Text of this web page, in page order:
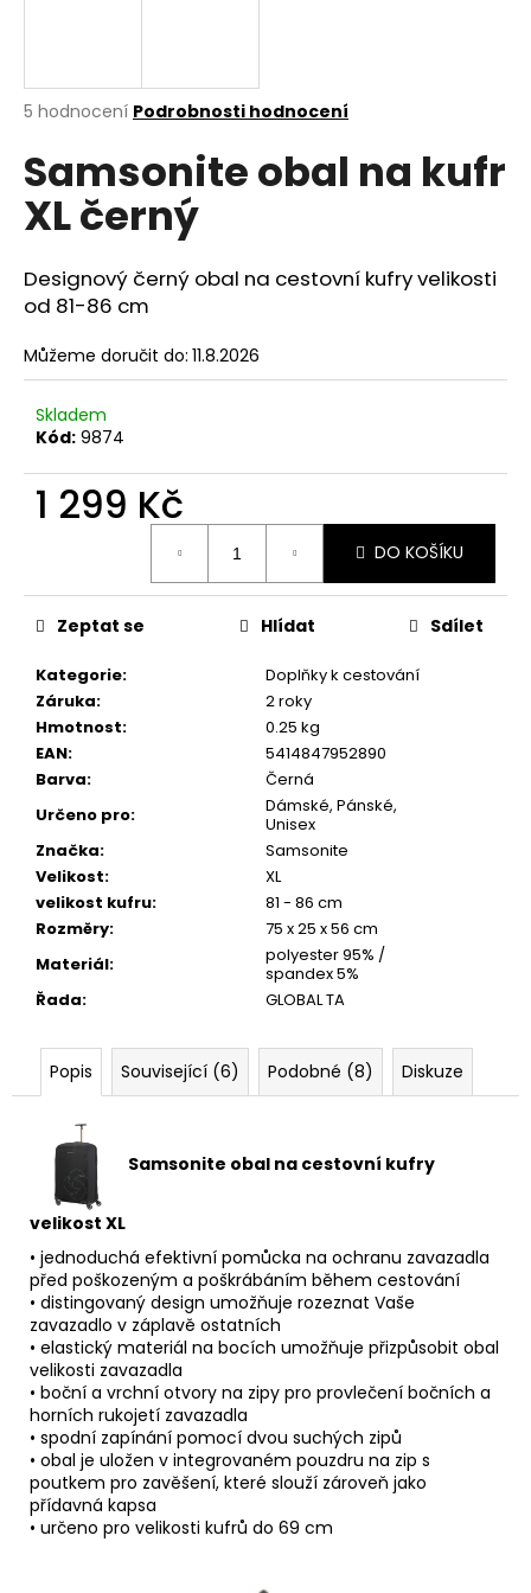
Průměrné
produktu
je
5,0
z
hvězdiček.
5 hodnocení Podrobnosti hodnocení
Samsonite obal na kufr
XL černý
Designový černý obal na cestovní kufry velikosti
od 81-86 cm
Můžeme doručit do: 11.8.2026
Skladem
Kód: 9874
1 299 Kč
DO KOŠÍKU
Kategorie:
Doplňky k cestování
Záruka:
2 roky
Hmotnost:
0.25 kg
EAN:
5414847952890
Barva:
Černá
Určeno pro:
Dámské, Pánské,
Unisex
Značka:
Samsonite
Velikost:
XL
velikost kufru:
81 - 86 cm
Rozměry:
75 x 25 x 56 cm
Materiál:
polyester 95% /
spandex 5%
Řada: GLOBAL TA
Zeptat se Hlídat Sdílet
Popis Související (6) Podobné (8) Diskuze
Samsonite obal na cestovní kufry
velikost XL
• jednoduchá efektivní pomůcka na ochranu zavazadla
před poškozeným a poškrábáním během cestování
• distingovaný design umožňuje rozeznat Vaše
zavazadlo v záplavě ostatních
• elastický materiál na bocích umožňuje přizpůsobit obal
velikosti zavazadla
• boční a vrchní otvory na zipy pro provlečení bočních a
horních rukojetí zavazadla
• spodní zapínání pomocí dvou suchých zipů
• obal je uložen v integrovaném pouzdru na zip s
poutkem pro zavěšení, které slouží zároveň jako
přídavná kapsa
• určeno pro velikosti kufrů do 69 cm
í
t
?
HLEDAT
D
o
p
r
j
e
m
e